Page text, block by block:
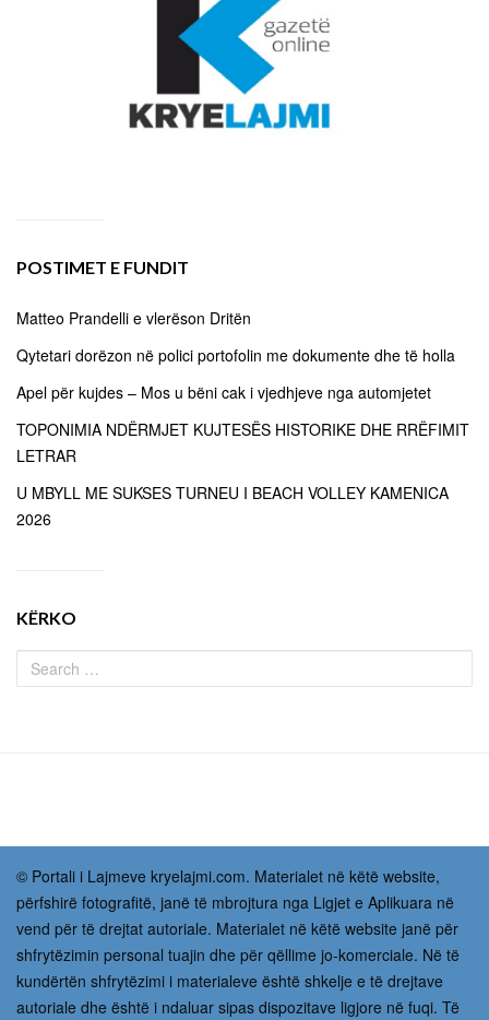
POSTIMET E FUNDIT
Matteo Prandelli e vlerëson Dritën
Qytetari dorëzon në polici portofolin me dokumente dhe të holla
Apel për kujdes – Mos u bëni cak i vjedhjeve nga automjetet
TOPONIMIA NDËRMJET KUJTESËS HISTORIKE DHE RRËFIMIT
LETRAR
U MBYLL ME SUKSES TURNEU I BEACH VOLLEY KAMENICA
2026
KËRKO
© Portali i Lajmeve kryelajmi.com. Materialet në këtë website,
përfshirë fotografitë, janë të mbrojtura nga Ligjet e Aplikuara në
vend për të drejtat autoriale. Materialet në këtë website janë për
shfrytëzimin personal tuajin dhe për qëllime jo-komerciale. Në të
kundërtën shfrytëzimi i materialeve është shkelje e të drejtave
autoriale dhe është i ndaluar sipas dispozitave ligjore në fuqi. Të